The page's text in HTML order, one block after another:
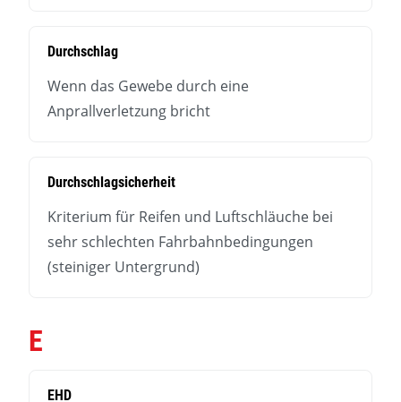
Durchschlag
Wenn das Gewebe durch eine
Anprallverletzung bricht
Durchschlagsicherheit
Kriterium für Reifen und Luftschläuche bei
sehr schlechten Fahrbahnbedingungen
(steiniger Untergrund)
E
EHD